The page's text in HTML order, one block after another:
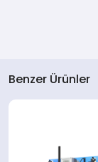
Benzer Ürünler